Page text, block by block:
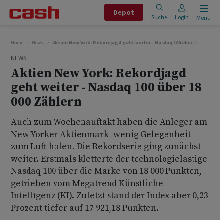
Depot
Suche Login Menu
Home News Aktien New York: Rekordjagd geht weiter - Nasdaq 100 über 18 000
NEWS
Aktien New York: Rekordjagd
geht weiter - Nasdaq 100 über 18
000 Zählern
Auch zum Wochenauftakt haben die Anleger am
New Yorker Aktienmarkt wenig Gelegenheit
zum Luft holen. Die Rekordserie ging zunächst
weiter. Erstmals kletterte der technologielastige
Nasdaq 100 über die Marke von 18 000 Punkten,
getrieben vom Megatrend Künstliche
Intelligenz (KI). Zuletzt stand der Index aber 0,23
Prozent tiefer auf 17 921,18 Punkten.